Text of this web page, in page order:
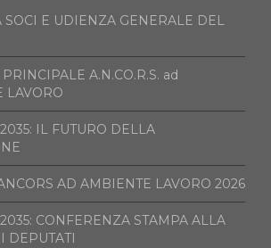
SOCI E UDIENZA GENERALE DEL
A.N.CO.R.S. ad
LAVORO
IL FUTURO DELLA
AD AMBIENTE LAVORO 2026
CONFERENZA STAMPA ALLA
DEPUTATI